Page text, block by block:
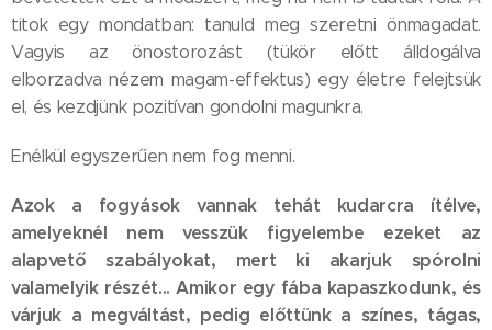
titok egy mondatban: tanuld meg szeretni önmagadat.
Vagyis az önostorozást (tükör előtt álldogálva
elborzadva nézem magam-effektus) egy életre felejtsük
el, és kezdjünk pozitívan gondolni magunkra.
Enélkül egyszerűen nem fog menni.
Azok a fogyások vannak tehát kudarcra ítélve,
amelyeknél nem vesszük figyelembe ezeket az
alapvető szabályokat, mert ki akarjuk spórolni
valamelyik részét... Amikor egy fába kapaszkodunk, és
várjuk a megváltást, pedig előttünk a színes, tágas,